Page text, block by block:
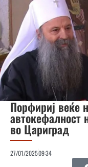
Порфириј веќе
автокефалност
во Цариград
27/01/202509:34